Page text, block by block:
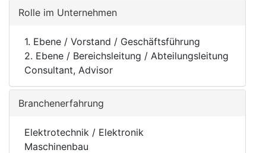
Rolle im Unternehmen
1. Ebene / Vorstand / Geschäftsführung
2. Ebene / Bereichsleitung / Abteilungsleitung
Consultant, Advisor
Branchenerfahrung
Elektrotechnik / Elektronik
Maschinenbau